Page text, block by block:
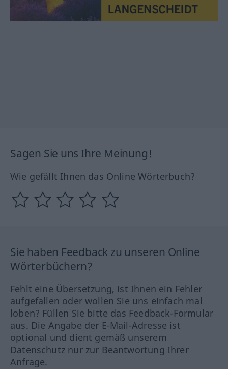
Sagen Sie uns Ihre Meinung!
Wie gefällt Ihnen das Online Wörterbuch?
Sie haben Feedback zu unseren Online
Wörterbüchern?
Fehlt eine Übersetzung, ist Ihnen ein Fehler
aufgefallen oder wollen Sie uns einfach mal
loben? Füllen Sie bitte das Feedback-Formular
aus. Die Angabe der E-Mail-Adresse ist
optional und dient gemäß unserem
Datenschutz nur zur Beantwortung Ihrer
Anfrage.